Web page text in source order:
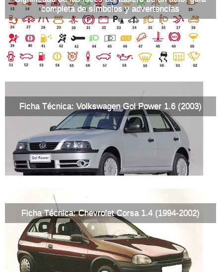
completa de símbolos y advertencias
Ficha Técnica: Volkswagen Gol Power 1.6 (2003)
Ficha Técnica: Chevrolet Corsa 1.4 (1994-2002)